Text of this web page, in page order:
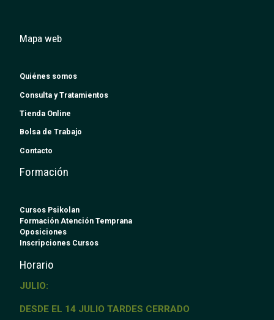
Mapa web
Quiénes somos
Consulta y Tratamientos
Tienda Online
Bolsa de Trabajo
Contacto
Formación
Cursos Psikolan
Formación Atención Temprana
Oposiciones
Inscripciones Cursos
Horario
JULIO:
DESDE EL 14 JULIO TARDES CERRADO